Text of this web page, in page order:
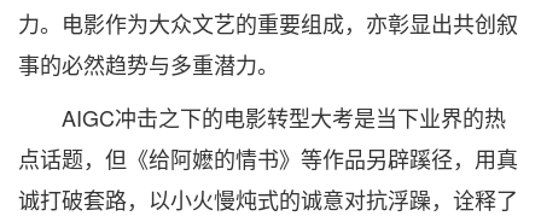
力。电影作为大众文艺的重要组成，亦彰显出共创叙
事的必然趋势与多重潜力。
AIGC冲击之下的电影转型大考是当下业界的热
点话题，但《给阿嬷的情书》等作品另辟蹊径，用真
诚打破套路，以小火慢炖式的诚意对抗浮躁，诠释了